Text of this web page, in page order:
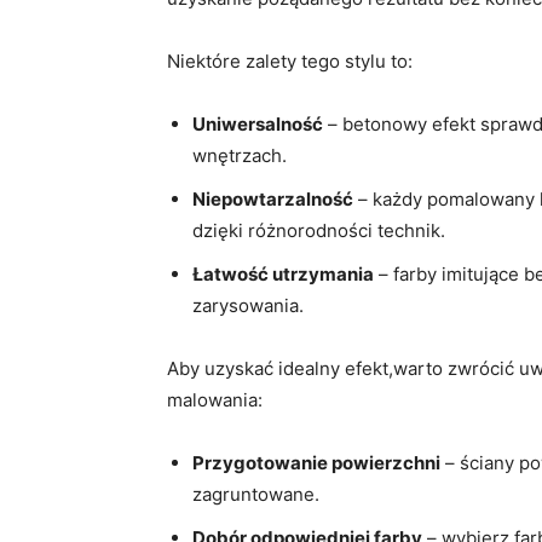
Niektóre zalety tego stylu to:
Uniwersalność – betonowy efekt
wnętrzach.
Niepowtarzalność – każdy
dzięki różnorodności technik.
Łatwość utrzymania – farby imitujące
zarysowania.
Aby uzyskać idealny efekt,warto zwrócić
malowania:
Przygotowanie powierzchni – ściany
zagruntowane.